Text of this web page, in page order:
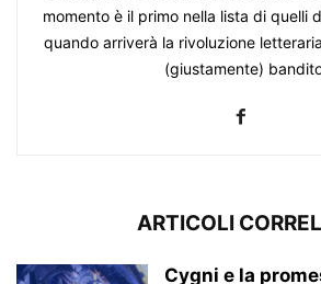
momento è il primo nella lista di quelli
quando arriverà la rivoluzione
(giustamente)
ARTICOLI
Cygni e la